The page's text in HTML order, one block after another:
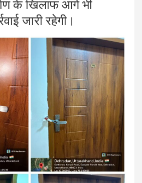
के खिलाफ आगे भी
जारी रहेगी।